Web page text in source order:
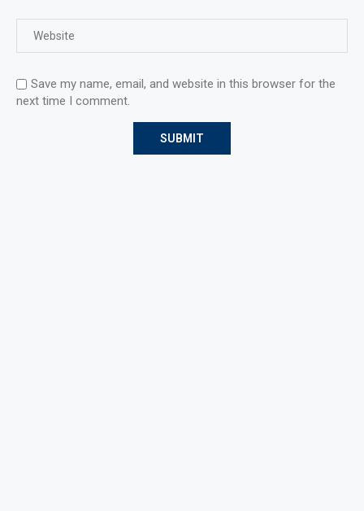
Save my name, email, and website in this browser for the
next time I comment.